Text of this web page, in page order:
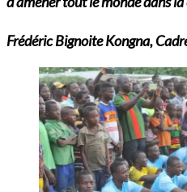
Frédéric Bignoite Kongna,